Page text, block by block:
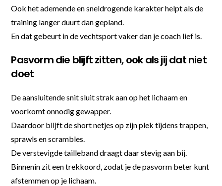
Ook het ademende en sneldrogende karakter helpt als de
training langer duurt dan gepland.
En dat gebeurt in de vechtsport vaker dan je coach lief is.
Pasvorm die blijft zitten, ook als jij dat niet
doet
De aansluitende snit sluit strak aan op het lichaam en
voorkomt onnodig gewapper.
Daardoor blijft de short netjes op zijn plek tijdens trappen,
sprawls en scrambles.
De verstevigde tailleband draagt daar stevig aan bij.
Binnenin zit een trekkoord, zodat je de pasvorm beter kunt
afstemmen op je lichaam.